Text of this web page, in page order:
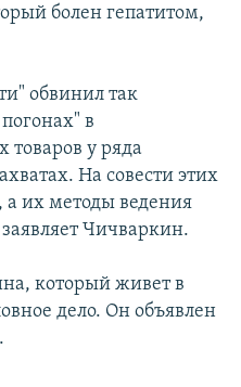
болен гепатитом,
обвинил так
в
у ряда
На совести этих
а их методы ведения
Чичваркин.
который живет в
дело. Он объявлен